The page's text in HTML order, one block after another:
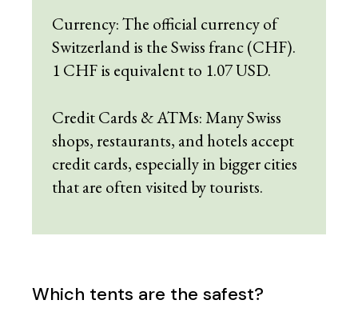
Currency: The official currency of
Switzerland is theSwiss franc(CHF).
1 CHF is equivalent to 1.07 USD.
Credit Cards & ATMs: Many Swiss
shops, restaurants, and hotels accept
credit cards, especially in bigger cities
that are often visited by tourists.
Which tents are the safest?